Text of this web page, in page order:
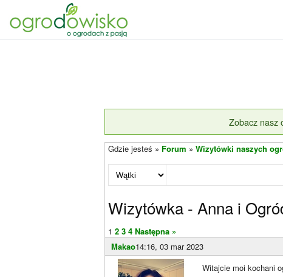
Zobacz nasz
Gdzie jesteś » Forum » Wizytówki naszych
Wizytówka - Anna i
1 2 3 4 Następna »
Makao14:16, 03 mar 2023
Witajcie moi kochani